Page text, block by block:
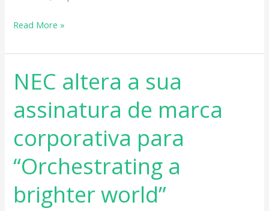
Read More »
NEC altera a sua
assinatura de marca
corporativa para
“Orchestrating a
brighter world”
NEC
altera
a
assinatura
marca
corporativa
para